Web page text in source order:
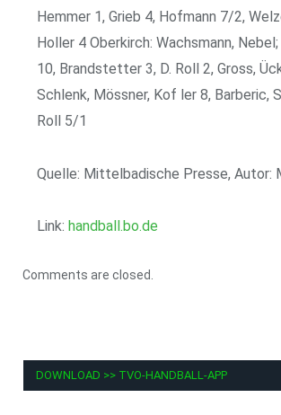
Hemmer 1, Grieb 4, Hofmann 7/2,
Holler 4 Oberkirch: Wachsmann,
10, Brandstetter 3, D. Roll 2, Gross,
Schlenk, Mössner, Kof ler 8, Barberic,
Roll 5/1
Quelle: Mittelbadische Presse, Autor:
Link: handball.bo.de
Comments are closed.
DOWNLOAD >> TVO-HANDBALL-APP